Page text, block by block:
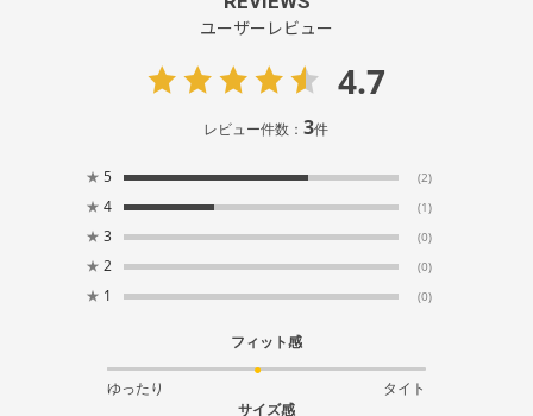
ユーザーレビュー
4.7
レビュー件数：3件
★ 5 (2)
★ 4 (1)
★ 3 (0)
★ 2 (0)
★ 1 (0)
フィット感
ゆったり
タイト
サイズ感